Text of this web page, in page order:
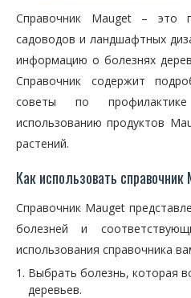
Справочник Mauget – это
садоводов и ландшафтных
информацию о болезнях
Справочник содержит
советы по
использованию продуктов
растений.
Как использовать справочник
Справочник Mauget
болезней и
использования справочника
Выбрать болезнь, которая
деревьев.